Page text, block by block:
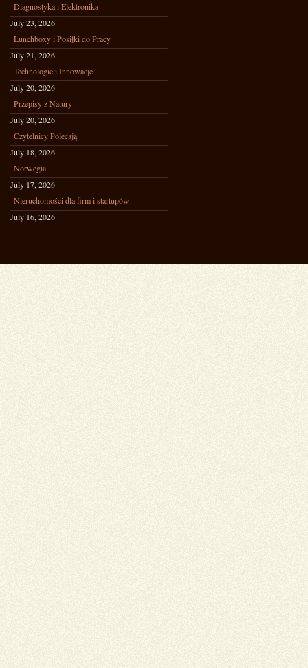
Diagnostyka i Elektronika
July 23, 2026
Lunchboxy i Posiłki do Pracy
July 21, 2026
Technologie i Innowacje
July 20, 2026
Przepisy z Natury
July 20, 2026
Czytelnicy Polecają
July 18, 2026
Norwegia
July 17, 2026
Nieruchomości dla firm i startupów
July 16, 2026